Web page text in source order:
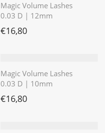
Magic Volume Lashes
0.03 D | 12mm
€16,80
Magic Volume Lashes
0.03 D | 10mm
€16,80